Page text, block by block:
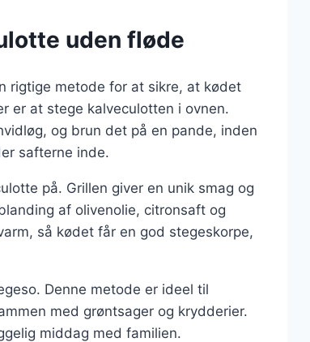
uden fløde
rigtige metode for at sikre, at kødet
er at stege kalveculotten i ovnen.
og brun det på en pande, inden
safterne inde.
på. Grillen giver en unik smag og
af olivenolie, citronsaft og
så kødet får en god stegeskorpe,
Denne metode er ideel til
med grøntsager og krydderier.
middag med familien.